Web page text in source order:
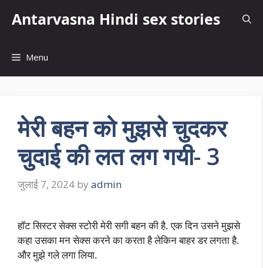
Antarvasna Hindi sex stories
Menu
मेरी बहन को मुझसे चुदकर
चुदाई की लत लग गयी- 3
जुलाई 7, 2024 by admin
हॉट सिस्टर सेक्स स्टोरी मेरी सगी बहन की है. एक दिन उसने मुझसे
कहा उसका मन सेक्स करने का करता है लेकिन बाहर डर लगता है.
और मुझे गले लगा लिया.